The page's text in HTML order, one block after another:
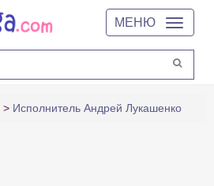
МЕНЮ
Исполнитель Андрей Лукашенко